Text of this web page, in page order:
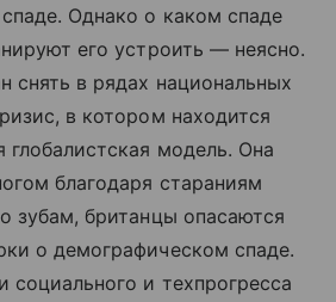
Однако о каком спаде
его устроить — неясно.
снять в рядах национальных
в котором находится
глобалистская модель. Она
благодаря стараниям
зубам, британцы опасаются
о демографическом спаде.
социального и техпрогресса